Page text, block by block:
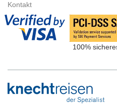
Kontakt
100%